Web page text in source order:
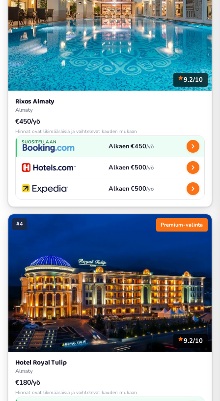
9.2/10
Rixos Almaty
Almaty
€450/yö
Hinnat ovat likimääräisiä ja vaihtelevat kauden mukaan
SUOSITELLAAN Alkaen €450/yö
Alkaen €500/yö
Alkaen €500/yö
#4 Premium-valinta
9.2/10
Hotel Royal Tulip
Almaty
€180/yö
Hinnat ovat likimääräisiä ja vaihtelevat kauden mukaan